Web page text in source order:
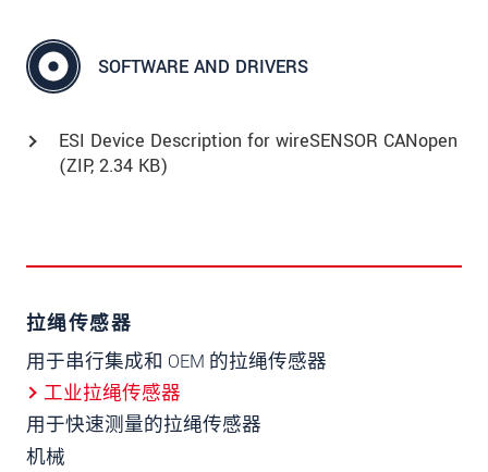
SOFTWARE AND DRIVERS
ESI Device Description for wireSENSOR CANopen
(ZIP, 2.34 KB)
拉绳传感器
用于串行集成和 OEM 的拉绳传感器
工业拉绳传感器
用于快速测量的拉绳传感器
机械